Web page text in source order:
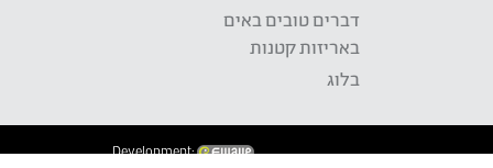
דברים טובים באים
באריזות קטנות
בלוג
Development: